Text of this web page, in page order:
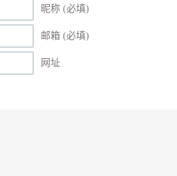
昵称 (必填)
邮箱 (必填)
网址